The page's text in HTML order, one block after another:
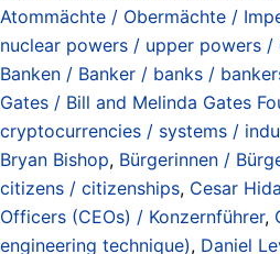
Atommächte / Obermächte /
nuclear powers / upper powers /
Banken / Banker / banks /
Gates / Bill and Melinda Gates
cryptocurrencies / systems /
Bryan Bishop, Bürgerinnen /
citizens / citizenships, Cesar
Officers (CEOs) / Konzernführer,
engineering technique), Daniel